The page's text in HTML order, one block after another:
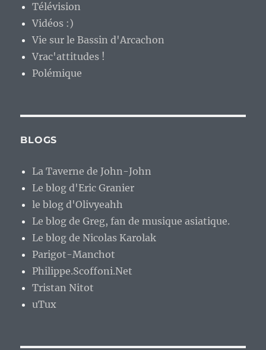
Télévision
Vidéos :)
Vie sur le Bassin d'Arcachon
Vrac'attitudes !
Polémique
BLOGS
La Taverne de John-John
Le blog d'Eric Granier
le blog d'Olivyeahh
Le blog de Greg, fan de musique asiatique.
Le blog de Nicolas Karolak
Parigot-Manchot
Philippe.Scoffoni.Net
Tristan Nitot
uTux